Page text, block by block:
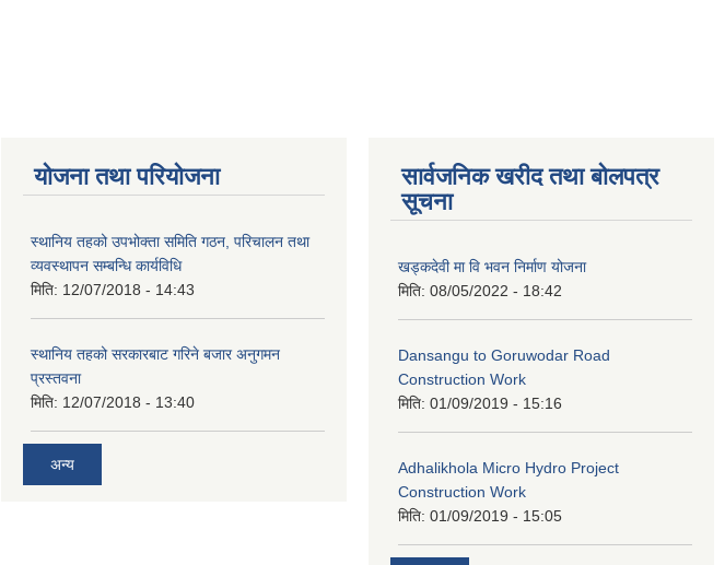
योजना तथा परियोजना
स्थानिय तहको उपभोक्ता समिति गठन, परिचालन तथा
व्यवस्थापन सम्बन्धि कार्यविधि
मिति: 12/07/2018 - 14:43
स्थानिय तहको सरकारबाट गरिने बजार अनुगमन
प्रस्तवना
मिति: 12/07/2018 - 13:40
अन्य
सार्वजनिक खरीद तथा बोलपत्र
सूचना
खड्कदेवी मा वि भवन निर्माण योजना
मिति: 08/05/2022 - 18:42
Dansangu to Goruwodar Road
Construction Work
मिति: 01/09/2019 - 15:16
Adhalikhola Micro Hydro Project
Construction Work
मिति: 01/09/2019 - 15:05